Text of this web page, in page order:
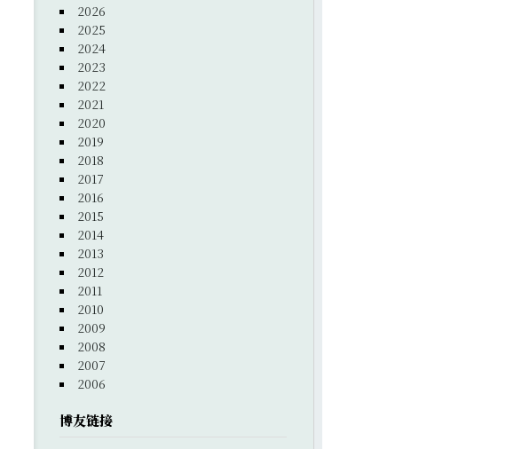
2026
2025
2024
2023
2022
2021
2020
2019
2018
2017
2016
2015
2014
2013
2012
2011
2010
2009
2008
2007
2006
博友链接